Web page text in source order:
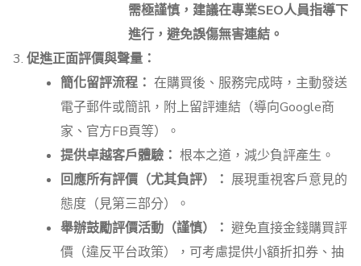
需極謹慎，建議在專業SEO人員指導下
進行，避免誤傷無害連結。
促進正面評價與聲量：
簡化留評流程： 在購買後、服務完成時，主動發送
電子郵件或簡訊，附上留評連結（導向Google商
家、官方FB頁等）。
提供卓越客戶體驗： 根本之道，減少負評產生。
回應所有評價（尤其負評）： 展現重視客戶意見的
態度（見第三部分）。
舉辦鼓勵評價活動（謹慎）： 避免直接金錢購買評
價（違反平台政策），可考慮提供小額折扣券、抽